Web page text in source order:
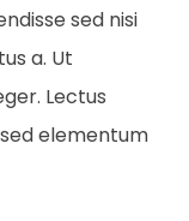
sed nisi
a. Ut
Lectus
elementum